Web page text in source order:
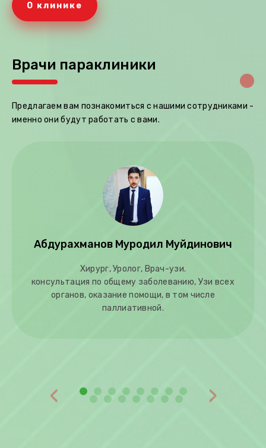
О клинике
Врачи параклиники
Предлагаем вам познакомиться с нашими сотрудниками -
именно они будут работать с вами.
Абдурахманов Муродил Муйдинович
Хирург, Уролог, Врач-узи.
консультация по общему заболеванию, Узи всех
органов, оказание помощи, в том числе
паллиативной.
‹ ›